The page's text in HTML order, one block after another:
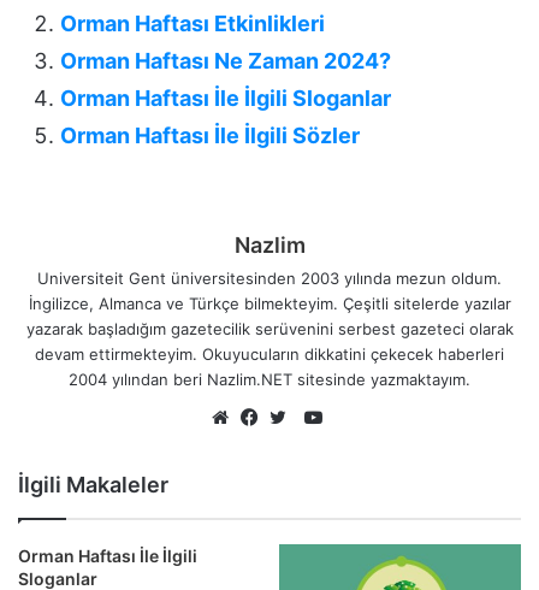
Orman Haftası Etkinlikleri
Orman Haftası Ne Zaman 2024?
Orman Haftası İle İlgili Sloganlar
Orman Haftası İle İlgili Sözler
Nazlim
Universiteit Gent üniversitesinden 2003 yılında mezun oldum.
İngilizce, Almanca ve Türkçe bilmekteyim. Çeşitli sitelerde yazılar
yazarak başladığım gazetecilik serüvenini serbest gazeteci olarak
devam ettirmekteyim. Okuyucuların dikkatini çekecek haberleri
2004 yılından beri Nazlim.NET sitesinde yazmaktayım.
YouTube
İlgili Makaleler
Orman Haftası İle İlgili
Sloganlar